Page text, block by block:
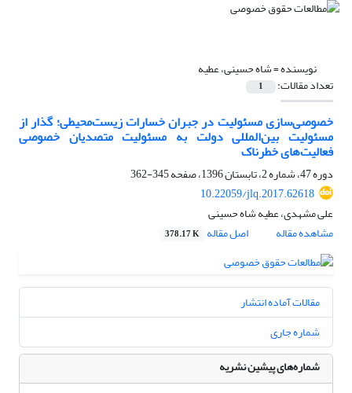
نویسنده =شاه حسینی، عطیه
تعداد مقالات: 1
خصوصی‌سازی مسئولیت در جبران خسارات زیست‌محیطی؛ گذار از
مسئولیت بین‌المللی دولت به مسئولیت متصدیان خصوصی
فعالیت‌های خطرناک
دوره 47، شماره 2، تابستان 1396، صفحه
345-362
10.22059/jlq.2017.62618
علی مشهدی، عطیه شاه حسینی
مشاهده مقاله
اصل مقاله 378.17 K
مقالات آماده انتشار
شماره جاری
شماره‌های پیشین نشریه